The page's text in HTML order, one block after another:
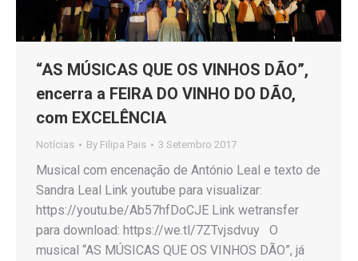
“AS MÚSICAS QUE OS VINHOS DÃO”,
encerra a FEIRA DO VINHO DO DÃO,
com EXCELÊNCIA
Notícias By Filipa Pais 3 Setembro 2017
Musical com encenação de António Leal e texto de
Sandra Leal Link youtube para visualizar:
https://youtu.be/Ab57hfDoCJE Link wetransfer
para download: https://we.tl/7ZTvjsdvuy O
musical “AS MÚSICAS QUE OS VINHOS DÃO”, já